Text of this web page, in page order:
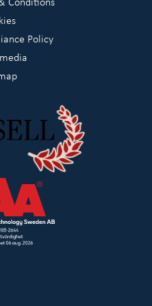
Policy